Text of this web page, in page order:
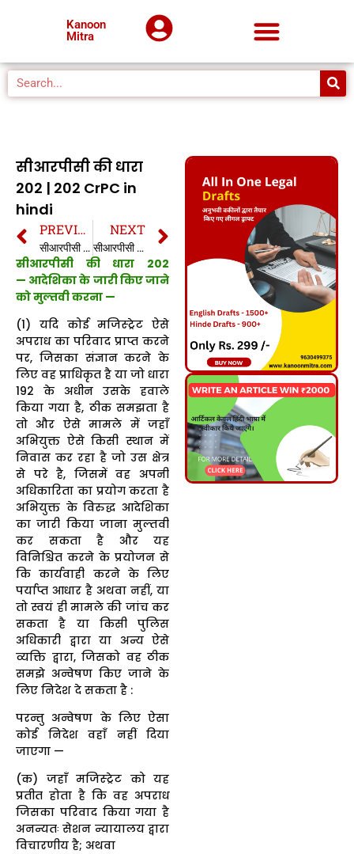
Kanoon
Mitra
सीआरपीसी की धारा
202 | 202 CrPC in
hindi
PREVIOUS
सीआरपीसी की धारा 201 | 201 CrPC in hindi
NEXT
सीआरपीसी की धारा 203 | 203 CrPC in hindi
सीआरपीसी की धारा 202
— आदेशिका के जारी किए जाने
को मुल्तवी करना —
(1) यदि कोई मजिस्ट्रेट ऐसे
अपराध का परिवाद प्राप्त करने
पर, जिसका संज्ञान करने के
लिए वह प्राधिकृत है या जो धारा
192 के अधीन उसके हवाले
किया गया है, ठीक समझता है
तो और ऐसे मामले में जहाँ
अभियुक्त ऐसे किसी स्थान में
निवास कर रहा है जो उस क्षेत्र
से परे है, जिसमें वह अपनी
अधिकारिता का प्रयोग करता है
अभियुक्त के विरुद्ध आदेशिका
का जारी किया जाना मुल्तवी
कर सकता है और यह
विनिश्चित करने के प्रयोजन से
कि कार्यवाही करने के लिए
पर्याप्त आधार है अथवा नहीं, या
तो स्वयं ही मामले की जांच कर
सकता है या किसी पुलिस
अधिकारी द्वारा या अन्य ऐसे
व्यक्ति द्वारा, जिसको वह ठीक
समझे अन्वेषण किए जाने के
लिए निदेश दे सकता है :
परन्तु अन्वेषण के लिए ऐसा
कोई निदेश वहाँ नहीं दिया
जाएगा —
(क) जहाँ मजिस्ट्रेट को यह
प्रतीत होता है कि वह अपराध
जिसका परिवाद किया गया है
अनन्यतः सेशन न्यायालय द्वारा
विचारणीय है; अथवा